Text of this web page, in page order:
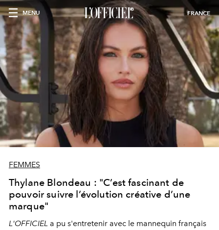
MENU FRANCE
FEMMES
Thylane Blondeau : "C’est fascinant de
pouvoir suivre l’évolution créative d’une
marque"
L'OFFICIEL a pu s'entretenir avec le mannequin français